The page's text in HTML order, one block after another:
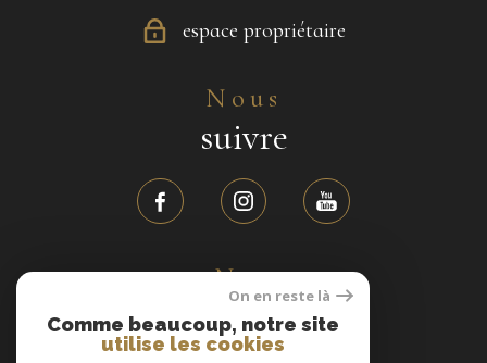
espace propriétaire
Nous
suivre
Nos
avis clients
On en reste là
Comme beaucoup, notre site
utilise les cookies